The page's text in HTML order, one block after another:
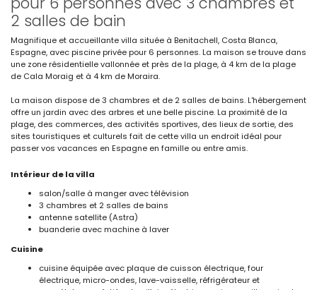
2 salles de bain
Magnifique et accueillante villa située à Benitachell, Costa Blanca,
Espagne, avec piscine privée pour 6 personnes. La maison se trouve dans
une zone résidentielle vallonnée et près de la plage, à 4 km de la plage
de Cala Moraig et à 4 km de Moraira.
La maison dispose de 3 chambres et de 2 salles de bains. L'hébergement
offre un jardin avec des arbres et une belle piscine. La proximité de la
plage, des commerces, des activités sportives, des lieux de sortie, des
sites touristiques et culturels fait de cette villa un endroit idéal pour
passer vos vacances en Espagne en famille ou entre amis.
Intérieur de la villa
salon/salle à manger avec télévision
3 chambres et 2 salles de bains
antenne satellite (Astra)
buanderie avec machine à laver
Cuisine
cuisine équipée avec plaque de cuisson électrique, four
électrique, micro-ondes, lave-vaisselle, réfrigérateur et